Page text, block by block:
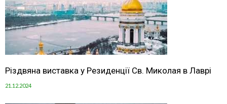
Різдвяна виставка у Резиденції Св. Миколая в Лаврі
21.12.2024